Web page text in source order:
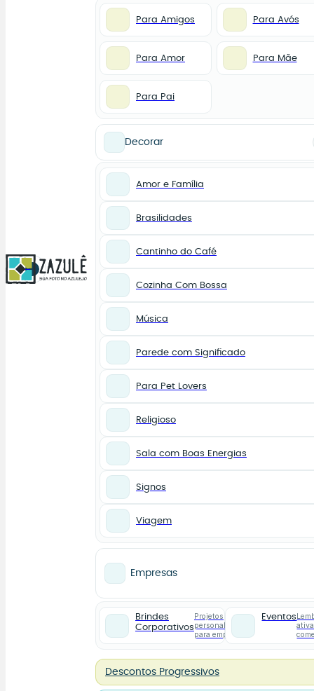
0
Para Amigos Para Avós
Para Amor Para Mãe
Para Pai
Decorar
Amor e Família
Brasilidades
Cantinho do Café
Cozinha Com Bossa
Música
Parede com Significado
Para Pet Lovers
Religioso
Sala com Boas Energias
Signos
Viagem
Empresas
Brindes
Corporativos
Projetos
personalizados
para empresas
Eventos
Descontos Progressivos